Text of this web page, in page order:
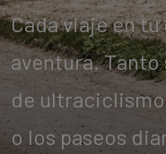
Cada viaje en
aventura.
de
o los paseos